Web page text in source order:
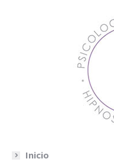
Inicio